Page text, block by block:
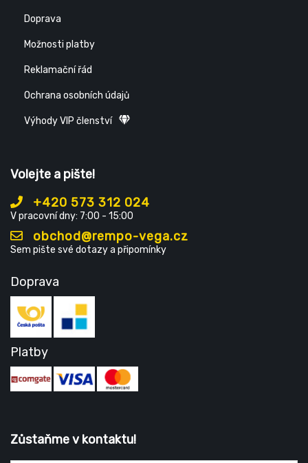
Doprava
Možnosti platby
Reklamační řád
Ochrana osobních údajů
Výhody VIP členství
Volejte a pište!
+420 573 312 024
V pracovní dny: 7:00 - 15:00
obchod@rempo-vega.cz
Sem pište své dotazy a připomínky
Doprava
Platby
Zůstaňme v kontaktu!